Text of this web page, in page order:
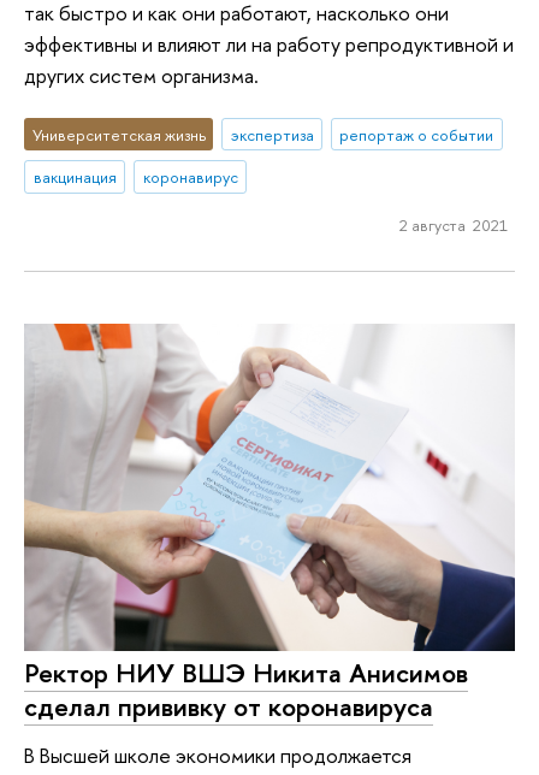
так быстро и как они работают, насколько они
эффективны и влияют ли на работу репродуктивной и
других систем организма.
Университетская жизнь экспертиза
репортаж о событии
вакцинация
коронавирус
2 августа 2021
Ректор НИУ ВШЭ Никита Анисимов
сделал прививку от коронавируса
В Высшей школе экономики продолжается